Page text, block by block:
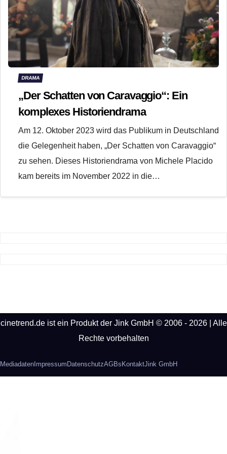
DRAMA
„Der Schatten von Caravaggio“: Ein
komplexes Historiendrama
Am 12. Oktober 2023 wird das Publikum in Deutschland
die Gelegenheit haben, „Der Schatten von Caravaggio“
zu sehen. Dieses Historiendrama von Michele Placido
kam bereits im November 2022 in die…
cinetrend.de ist ein Produkt der Jink GmbH © 2006 - 2026 | Alle
Rechte vorbehalten
MediadatenImpressumDatenschutzAGBsKontaktJink GmbH